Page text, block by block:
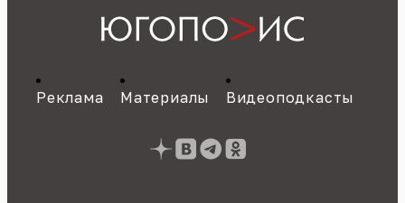
Реклама Материалы Видеоподкасты